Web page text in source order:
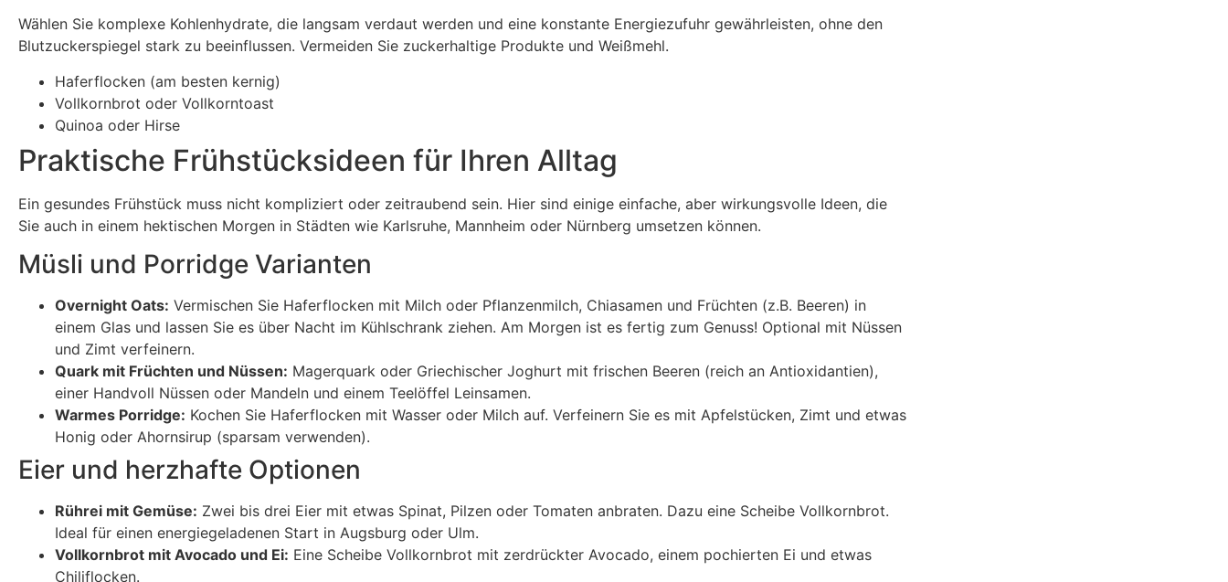
Wählen Sie komplexe Kohlenhydrate, die langsam verdaut werden und eine konstante Energiezufuhr gewährleisten, ohne den
Blutzuckerspiegel stark zu beeinflussen. Vermeiden Sie zuckerhaltige Produkte und Weißmehl.
Haferflocken (am besten kernig)
Vollkornbrot oder Vollkorntoast
Quinoa oder Hirse
Praktische Frühstücksideen für Ihren Alltag
Ein gesundes Frühstück muss nicht kompliziert oder zeitraubend sein. Hier sind einige einfache, aber wirkungsvolle Ideen, die
Sie auch in einem hektischen Morgen in Städten wie Karlsruhe, Mannheim oder Nürnberg umsetzen können.
Müsli und Porridge Varianten
Overnight Oats: Vermischen Sie Haferflocken mit Milch oder Pflanzenmilch, Chiasamen und Früchten (z.B. Beeren) in
einem Glas und lassen Sie es über Nacht im Kühlschrank ziehen. Am Morgen ist es fertig zum Genuss! Optional mit Nüssen
und Zimt verfeinern.
Quark mit Früchten und Nüssen: Magerquark oder Griechischer Joghurt mit frischen Beeren (reich an Antioxidantien),
einer Handvoll Nüssen oder Mandeln und einem Teelöffel Leinsamen.
Warmes Porridge: Kochen Sie Haferflocken mit Wasser oder Milch auf. Verfeinern Sie es mit Apfelstücken, Zimt und etwas
Honig oder Ahornsirup (sparsam verwenden).
Eier und herzhafte Optionen
Rührei mit Gemüse: Zwei bis drei Eier mit etwas Spinat, Pilzen oder Tomaten anbraten. Dazu eine Scheibe Vollkornbrot.
Ideal für einen energiegeladenen Start in Augsburg oder Ulm.
Vollkornbrot mit Avocado und Ei: Eine Scheibe Vollkornbrot mit zerdrückter Avocado, einem pochierten Ei und etwas
Chiliflocken.